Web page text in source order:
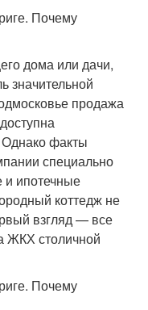
дома или дачи,
значительной
продажа
Однако факты
специально
и ипотечные
коттедж не
взгляд — все
ЖКХ столичной